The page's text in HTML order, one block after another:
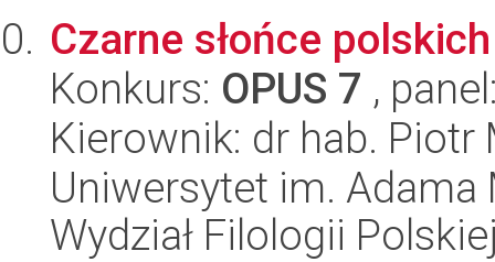
Czarne słońce
Konkurs: OPUS 7 ,
Kierownik: dr hab. Piotr
Uniwersytet im.
Wydział Filologii